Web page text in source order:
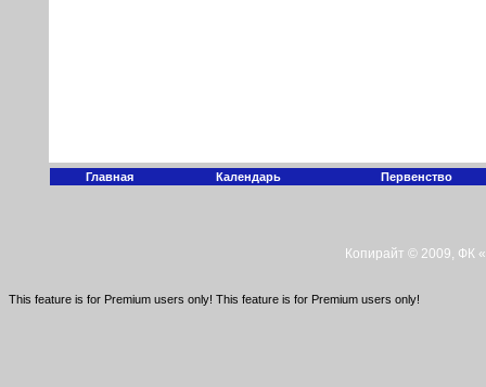
Главная Календарь Первенство
Копирайт © 2009, ФК
This feature is for Premium users only! This feature is for Premium users only!